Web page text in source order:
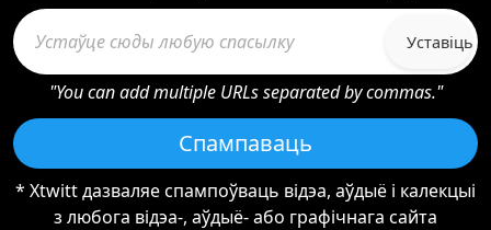
Уставіць
"You can add multiple URLs separated by commas."
Спампаваць
* Xtwitt дазваляе спампоўваць відэа, аўдыё і калекцыі
з любога відэа-, аўдыё- або графічнага сайта